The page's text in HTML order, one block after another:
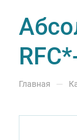
Главная —